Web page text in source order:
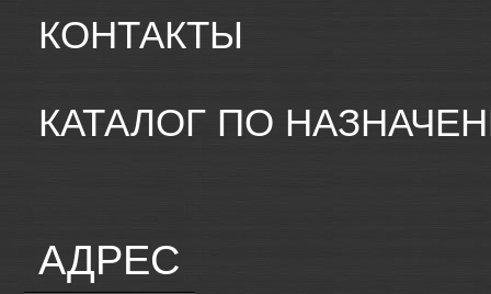
КОНТАКТЫ
КАТАЛОГ ПО
АДРЕС